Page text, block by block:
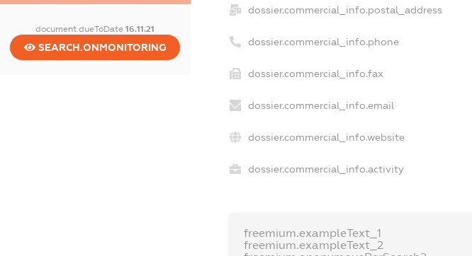
document.dueToDate16.11.21
SEARCH.ONMONITORING
dossier.commercial_info.postal_address
dossier.commercial_info.phone
dossier.commercial_info.fax
dossier.commercial_info.email
dossier.commercial_info.website
dossier.commercial_info.activity
freemium.exampleText_1
freemium.exampleText_2